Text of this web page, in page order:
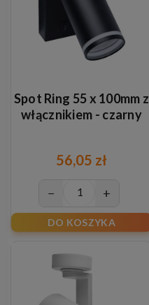
Spot Ring 55 x 100mm z
włącznikiem - czarny
56,05 zł
− +
DO KOSZYKA